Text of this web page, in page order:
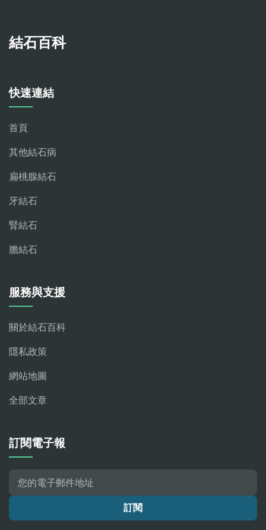
結石百科
快速連結
首頁
其他結石病
扁桃腺結石
牙結石
腎結石
膽結石
服務與支援
關於結石百科
隱私政策
網站地圖
全部文章
訂閱電子報
訂閱